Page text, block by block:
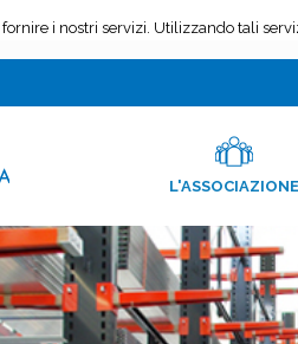
L'ASSOCIAZIONE